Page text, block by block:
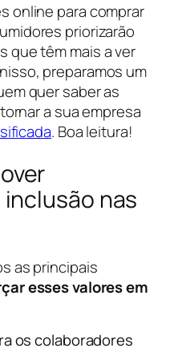
online para comprar
priorizarão
que têm mais a ver
preparamos um
quer saber as
a sua empresa
. Boa leitura!
nas
as principais
esses valores em
os colaboradores